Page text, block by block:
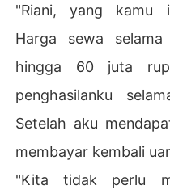
"Riani, yang kamu
Harga sewa
hingga 60 juta
penghasilanku
Setelah aku
membayar kembali
"Kita tidak perlu